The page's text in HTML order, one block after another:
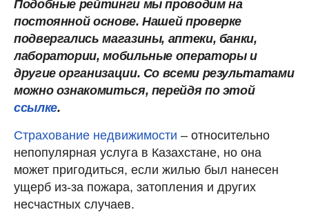
Подобные рейтинги мы проводим на
постоянной основе. Нашей проверке
подвергались магазины, аптеки, банки,
лаборатории, мобильные операторы и
другие организации. Со всеми результатами
можно ознакомиться, перейдя по этой
ссылке.
Страхование недвижимости – относительно
непопулярная услуга в Казахстане, но она
может пригодиться, если жилью был нанесен
ущерб из-за пожара, затопления и других
несчастных случаев.